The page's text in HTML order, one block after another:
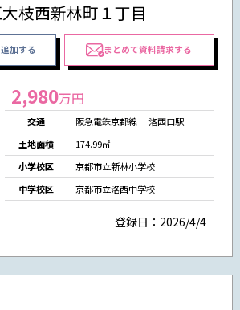
枝西新林町１丁目
加する まとめて資料請求する
2,980万円
交通
阪急電鉄京都線 洛西口駅
土地面積
174.99㎡
小学校区
京都市立新林小学校
中学校区
京都市立洛西中学校
登録日：2026/4/4